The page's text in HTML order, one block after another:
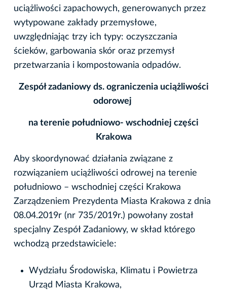
uciążliwości zapachowych, generowanych przez
wytypowane zakłady przemysłowe,
uwzględniając trzy ich typy: oczyszczania
ścieków, garbowania skór oraz przemysł
przetwarzania i kompostowania odpadów.
Zespół zadaniowy ds. ograniczenia uciążliwości
odorowej
na terenie południowo- wschodniej części
Krakowa
Aby skoordynować działania związane z
rozwiązaniem uciążliwości odrowej na terenie
południowo – wschodniej części Krakowa
Zarządzeniem Prezydenta Miasta Krakowa z dnia
08.04.2019r (nr 735/2019r.) powołany został
specjalny Zespół Zadaniowy, w skład którego
wchodzą przedstawiciele:
Wydziału Środowiska, Klimatu i Powietrza
Urząd Miasta Krakowa,